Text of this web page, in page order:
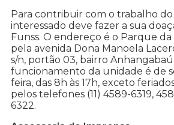
Para contribuir com o trabalho do
interessado deve fazer a sua
Funss. O endereço é o Parque da
pela avenida Dona Manoela
s/n, portão 03, bairro
funcionamento da unidade é de
feira, das 8h às 17h, exceto
pelos telefones (11) 4589-6319,
6322.